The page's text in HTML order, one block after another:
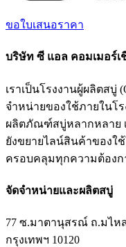
ขอใบเสนอราคา
บริษัท ซี แอล คอมเมอร์เ
เราเป็นโรงงานผู้ผลิตสบู่
จำหน่ายของใช้ภายในโ
ผลิตภัณฑ์สบู่หลากหลาย
ยังขยายไลน์สินค้าของใช้
ครอบคลุมทุกความต้องก
จัดจำหน่ายและผลิตสบู่
77 ซ.มาตานุสรณ์ ถ.มไห
กรุงเทพฯ 10120